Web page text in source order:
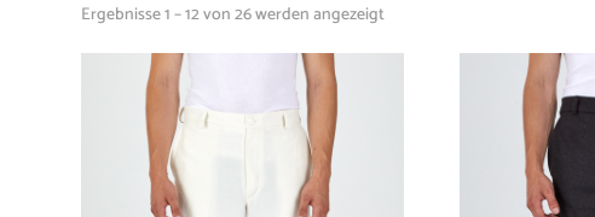
Ergebnisse 1 – 12 von 26 werden angezeigt